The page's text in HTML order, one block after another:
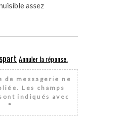
assez
Annuler la réponse.
de messagerie ne
Les champs
indiqués avec
*